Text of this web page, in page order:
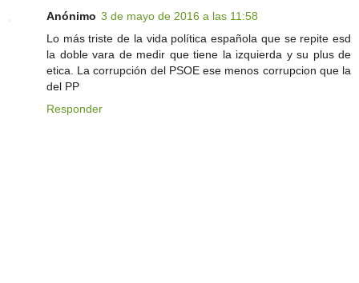
Anónimo 3 de mayo de 2016 a las 11:58
Lo más triste de la vida política española que se repite esd
la doble vara de medir que tiene la izquierda y su plus de
etica. La corrupción del PSOE ese menos corrupcion que la
del PP
Responder